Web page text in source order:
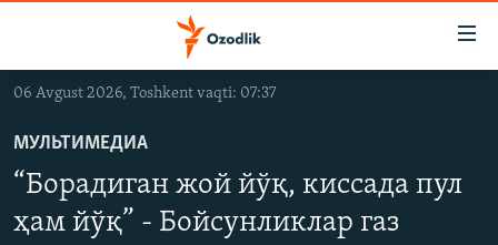
Асосий
ўтинг
Қидиришга
OZODVIDEO
OZODARXIV
06 Avgust 2026, Toshkent vaqti: 07:37
МУЛЬТИМЕДИА
“Борадиган жой йўқ, киссада пул
ҳам йўқ” - Бойсунликлар газ